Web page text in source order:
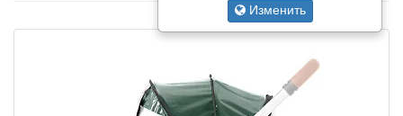
Изменить